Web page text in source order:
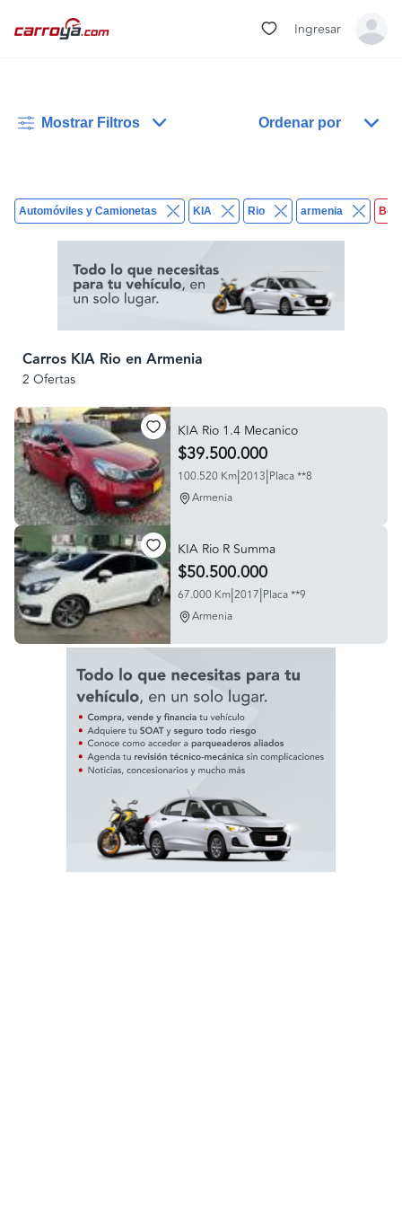
Ingresar
Mostrar Filtros Ordenar por
Automóviles y Camionetas KIA Rio armenia
Carros KIA Rio en Armenia
2 Ofertas
KIA Rio 1.4 Mecanico
$39.500.000
100.520 Km|2013|Placa **8
Armenia
KIA Rio R Summa
$50.500.000
67.000 Km|2017|Placa **9
Armenia